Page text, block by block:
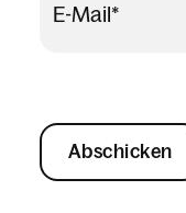
E-Mail*
Abschicken